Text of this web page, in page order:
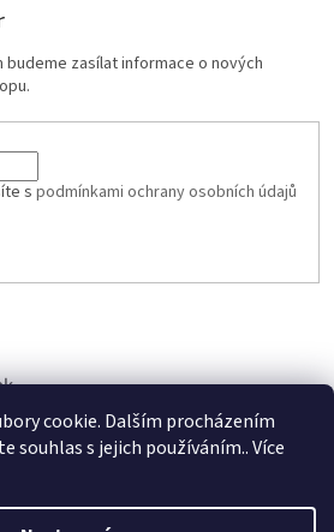
cookie. Dalším procházením
souhlas s jejich používáním.. Více
budeme zasílat informace o nových
s podmínkami ochrany osobních údajů